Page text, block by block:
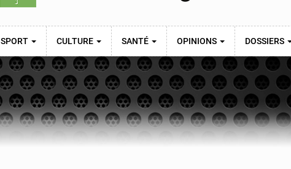
SPORT CULTURE SANTÉ OPINIONS DOSSIERS